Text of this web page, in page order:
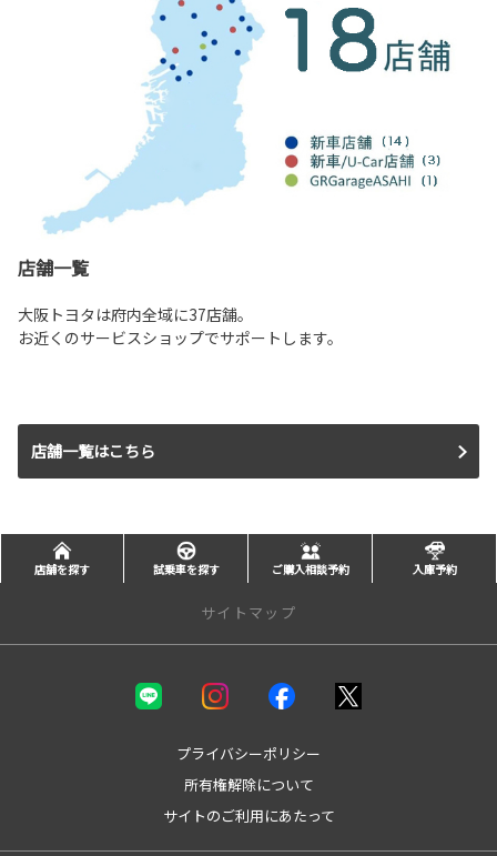
店舗一覧
大阪トヨタは府内全域に37店舗。
お近くのサービスショップでサポートします。
店舗一覧はこちら
店舗を探す 試乗車を探す ご購入相談予約 入庫予約
サイトマップ
プライバシーポリシー
所有権解除について
サイトのご利用にあたって